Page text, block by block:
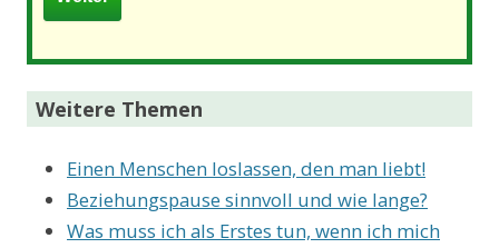
Weitere Themen
Einen Menschen loslassen, den man liebt!
Beziehungspause sinnvoll und wie lange?
Was muss ich als Erstes tun, wenn ich mich